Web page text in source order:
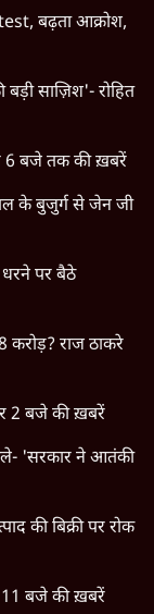
बढ़ता आक्रोश,
बड़ी साज़िश'- रोहित
6 बजे तक की ख़बरें
के बुजुर्ग से जेन जी
धरने पर बैठे
करोड़? राज ठाकरे
2 बजे की ख़बरें
'सरकार ने आतंकी
की बिक्री पर रोक
बजे की ख़बरें